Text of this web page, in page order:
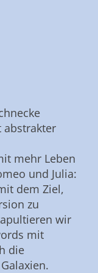
abstrakter
mehr Leben
und Julia:
dem Ziel,
zu
wir
mit
die